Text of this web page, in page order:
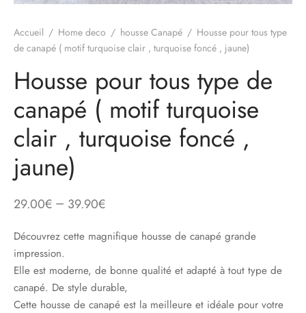
Accueil / Home deco / housse Canapé / Housse pour tous type
de canapé ( motif turquoise clair , turquoise foncé , jaune)
Housse pour tous type de
canapé ( motif turquoise
clair , turquoise foncé ,
jaune)
29.00€ – 39.90€
Découvrez cette magnifique housse de canapé grande
impression.
Elle est moderne, de bonne qualité et adapté à tout type de
canapé. De style durable,
Cette housse de canapé est la meilleure et idéale pour votre